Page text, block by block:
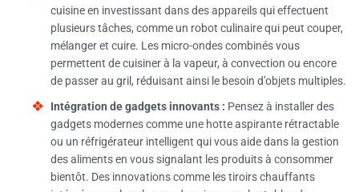
cuisine en investissant dans des appareils qui effectuent
plusieurs tâches, comme un robot culinaire qui peut couper,
mélanger et cuire. Les micro-ondes combinés vous
permettent de cuisiner à la vapeur, à convection ou encore
de passer au gril, réduisant ainsi le besoin d’objets multiples.
Intégration de gadgets innovants : Pensez à installer des
gadgets modernes comme une hotte aspirante rétractable
ou un réfrigérateur intelligent qui vous aide dans la gestion
des aliments en vous signalant les produits à consommer
bientôt. Des innovations comme les tiroirs chauffants